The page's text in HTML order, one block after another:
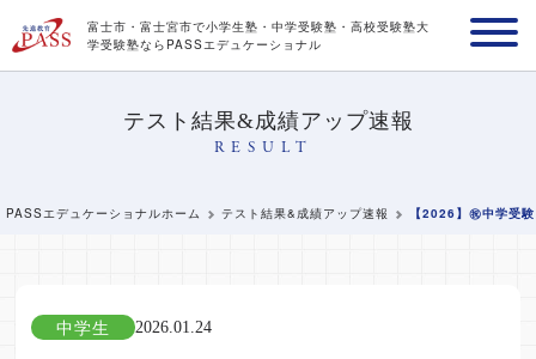
富士市・富士宮市で小学生塾・中学受験塾・高校受験塾大
学受験塾ならPASSエデュケーショナル
テスト結果&成績アップ速報
RESULT
PASSエデュケーショナルホーム テスト結果&成績アップ速報 【2026】㊗️中学受
中学生 2026.01.24